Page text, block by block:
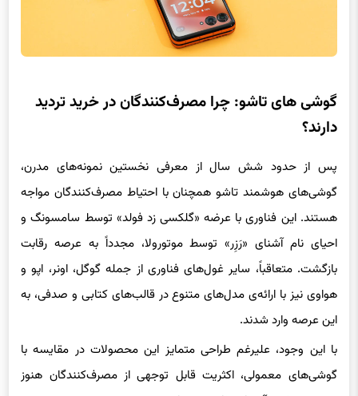
دارند؟
گوشی‌های هوشمند تاشو همچنان با احتیاط مصرف‌کنندگان مواجه
هستند. این فناوری با عرضه‌ «گلکسی زد فولد» توسط سامسونگ و
احیای نام آشنای «رَزِر» توسط موتورولا، مجدداً به عرصه‌ رقابت
بازگشت. متعاقباً، سایر غول‌های فناوری از جمله گوگل، اونر، اپو و
هواوی نیز با ارائه‌ی مدل‌های متنوع در قالب‌های کتابی و صدفی، به
این عرصه وارد شدند.
با این وجود، علیرغم طراحی متمایز این محصولات در مقایسه با
گوشی‌های معمولی، اکثریت قابل توجهی از مصرف‌کنندگان هنوز
نسبت به خرید آن‌ها متقاعد نشده‌اند.